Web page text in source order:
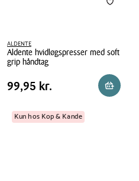
ALDENTE
Aldente hvidløgspresser med soft
grip håndtag
Aldente
hvidløgspresser
soft
Pris
tabel
Pris 99,95 kr.
99,95 kr.
Kun hos Kop & Kande